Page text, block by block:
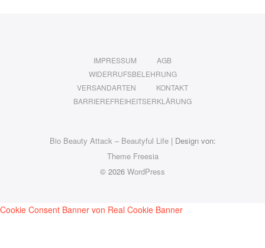
IMPRESSUM
AGB
WIDERRUFSBELEHRUNG
VERSANDARTEN
KONTAKT
BARRIEREFREIHEITSERKLÄRUNG
Bio Beauty Attack – Beautyful Life| Design von:
Theme Freesia
© 2026 WordPress
Cookie Consent Banner von Real Cookie Banner